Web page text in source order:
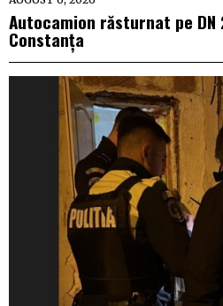
Autocamion răsturnat pe DN
Constanța